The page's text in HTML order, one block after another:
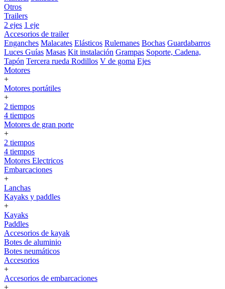
Otros
Trailers
2 ejes 1 eje
Accesorios de trailer
Enganches Malacates Elásticos Rulemanes Bochas Guardabarros
Luces Guías Masas Kit instalación Grampas Soporte, Cadena,
Tapón Tercera rueda Rodillos V de goma Ejes
Motores
+
Motores portátiles
+
2 tiempos
4 tiempos
Motores de gran porte
+
2 tiempos
4 tiempos
Motores Electricos
Embarcaciones
+
Lanchas
Kayaks y paddles
+
Kayaks
Paddles
Accesorios de kayak
Botes de aluminio
Botes neumáticos
Accesorios
+
Accesorios de embarcaciones
+